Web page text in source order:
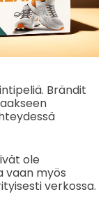
Brändit
ole
vaan myös
verkossa.